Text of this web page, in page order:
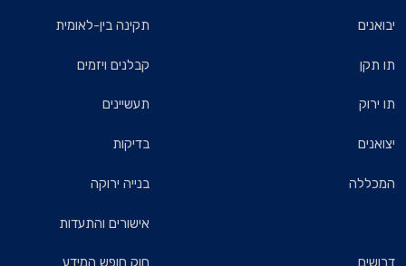
יבואנים
תו תקן
תו ירוק
יצואנים
המכללה
תקינה בין-לאומית
קבלנים ויזמים
תעשיינים
בדיקות
בנייה ירוקה
אישורים והתעדות